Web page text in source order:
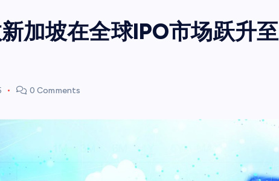
加坡在全球IPO市场跃升至
0 Comments